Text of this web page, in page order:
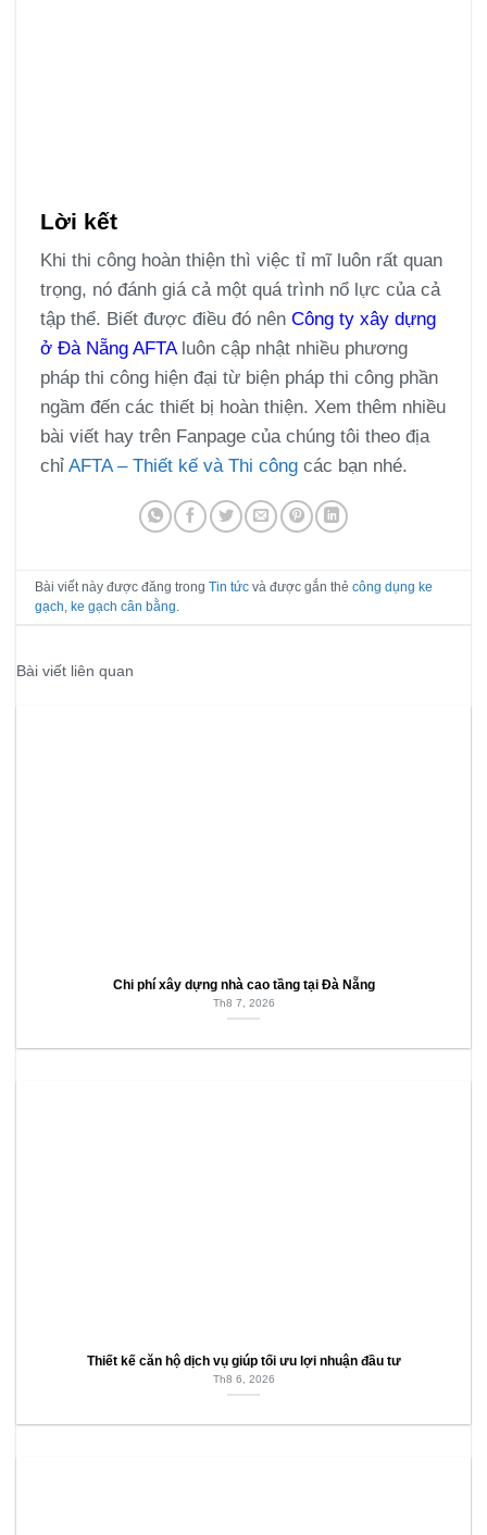
Lời kết
Khi thi công hoàn thiện thì việc tỉ mĩ luôn rất quan
trọng, nó đánh giá cả một quá trình nổ lực của cả
tập thể. Biết được điều đó nên Công ty xây dựng
ở Đà NẵngAFTAluôn cập nhật nhiều phương
pháp thi công hiện đại từ biện pháp thi công phần
ngầm đến các thiết bị hoàn thiện. Xem thêm nhiều
bài viết hay trên Fanpage của chúng tôi theo địa
chỉ AFTA – Thiết kế và Thi côngcác bạn nhé.
Bài viết này được đăng trongTin tức và được gắn thẻcông dụng ke
gạch
ke gạch cân bằng
Bài viết liên quan
Chi phí xây dựng nhà cao tầng tại Đà Nẵng
Th8 7, 2026
Thiết kế căn hộ dịch vụ giúp tối ưu lợi nhuận đầu tư
Th8 6, 2026